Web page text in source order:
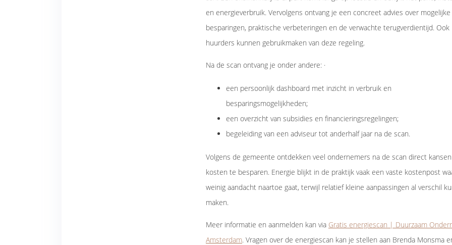
en energieverbruik. Vervolgens ontvang je een concreet advies over mogelijke
besparingen, praktische verbeteringen en de verwachte terugverdientijd. Ook
huurders kunnen gebruikmaken van deze regeling.
Na de scan ontvang je onder andere: ·
een persoonlijk dashboard met inzicht in verbruik en
besparingsmogelijkheden;
een overzicht van subsidies en financieringsregelingen;
begeleiding van een adviseur tot anderhalf jaar na de scan.
Volgens de gemeente ontdekken veel ondernemers na de scan direct
kosten te besparen. Energie blijkt in de praktijk vaak een vaste kostenpost
weinig aandacht naartoe gaat, terwijl relatief kleine aanpassingen al verschil
maken.
Meer informatie en aanmelden kan via Gratis energiescan | Duurzaam
Amsterdam. Vragen over de energiescan kan je stellen aan Brenda Monsma